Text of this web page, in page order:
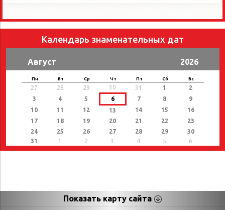
Календарь знаменательных дат
Август 2026
Пн Вт Ср Чт Пт Сб Вс
27 28 29 30 31 1
2
3
4 5 6 7 8
9
10
11 12 13 14 15
16
17
18 19 20 21 22
23
24
25 26 27 28 29
30
31
1 2 3 4 5 6
Показать карту сайта